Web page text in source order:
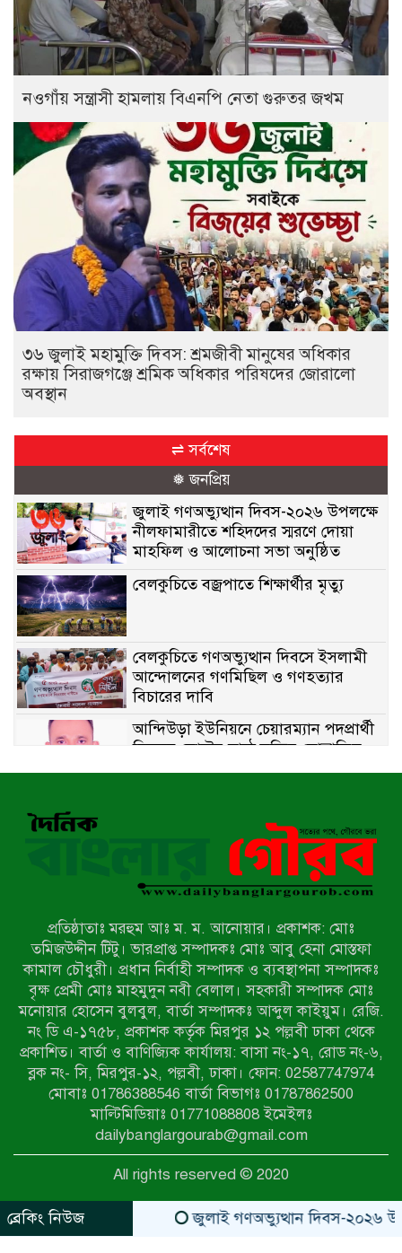
নওগাঁয় সন্ত্রাসী হামলায় বিএনপি নেতা গুরুতর জখম
৩৬ জুলাই মহামুক্তি দিবস: শ্রমজীবী মানুষের অধিকার
রক্ষায় সিরাজগঞ্জে শ্রমিক অধিকার পরিষদের জোরালো
অবস্থান
⇌ সর্বশেষ
❅ জনপ্রিয়
জুলাই গণঅভ্যুত্থান দিবস-২০২৬ উপলক্ষে
নীলফামারীতে শহিদদের স্মরণে দোয়া
মাহফিল ও আলোচনা সভা অনুষ্ঠিত
বেলকুচিতে বজ্রপাতে শিক্ষার্থীর মৃত্যু
বেলকুচিতে গণঅভ্যুত্থান দিবসে ইসলামী
আন্দোলনের গণমিছিল ও গণহত্যার
বিচারের দাবি
আন্দিউড়া ইউনিয়নে চেয়ারম্যান পদপ্রার্থী
হিসেবে ভোটের মাঠে সক্রিয় মোত্তাকিম
চৌধুরী
নওগাঁয় সন্ত্রাসী হামলায় বিএনপি নেতা
গুরুতর জখম
টেকনাফের পাহাড়ে র‍্যাবের অভিযান:
অপহৃত ৩ রোহিঙ্গা উদ্ধার, গ্রেপ্তার ১
পোরশায় গণঅভ্যুত্থান দিবসে শহিদ ও
জুলাই যোদ্ধাদের সংবর্ধনা
৩৬ জুলাই মহামুক্তি দিবস: শ্রমজীবী
মানুষের অধিকার রক্ষায় সিরাজগঞ্জে শ্রমিক
অধিকার পরিষদের জোরালো অবস্থান
বাকেরগঞ্জে ইমাম, মোয়াজ্জিন ও
খাদেমদের সাথে এমপি আবুল হোসেনের
মতবিনিময় সভা
প্রতিষ্ঠাতাঃ মরহুম আঃ ম. ম. আনোয়ার। প্রকাশক: মোঃ
তমিজউদ্দীন টিটু। ভারপ্রাপ্ত সম্পাদকঃ মোঃ আবু হেনা মোস্তফা
কামাল চৌধুরী। প্রধান নির্বাহী সম্পাদক ও ব্যবস্থাপনা সম্পাদকঃ
বৃক্ষ প্রেমী মোঃ মাহমুদুন নবী বেলাল। সহকারী সম্পাদক মোঃ
মনোয়ার হোসেন বুলবুল, বার্তা সম্পাদকঃ আব্দুল কাইয়ুম। রেজি.
নং ডি এ-১৭৫৮, প্রকাশক কর্তৃক মিরপুর ১২ পল্লবী ঢাকা থেকে
প্রকাশিত। বার্তা ও বাণিজ্যিক কার্যালয়: বাসা নং-১৭, রোড নং-৬,
ব্লক নং- সি, মিরপুর-১২, পল্লবী, ঢাকা। ফোন: 02587747974
মোবাঃ 01786388546 বার্তা বিভাগঃ 01787862500
মাল্টিমিডিয়াঃ 01771088808 ইমেইলঃ
dailybanglargourab@gmail.com
All rights reserved © 2020
ব্রেকিং নিউজ
জুলাই গণঅভ্যুত্থান দিবস-২০২৬